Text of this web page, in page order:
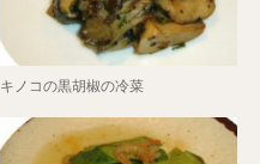
キノコの黒胡椒の冷菜